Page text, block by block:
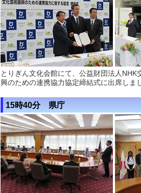
とりぎん文化会館にて、公益財団法人
興のための連携協力協定締結式に出席しま
15時40分 県庁